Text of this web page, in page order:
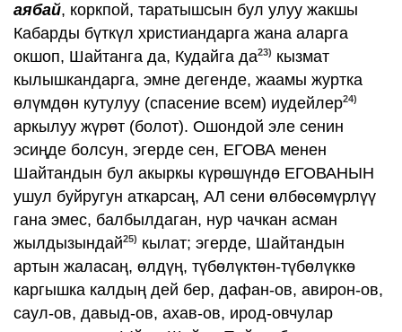
аябай, коркпой, таратышсын бул улуу жакшы
Кабарды бүткүл христиандарга жана аларга
окшоп, Шайтанга да, Кудайга да23) кызмат
кылышкандарга, эмне дегенде, жаамы журтка
өлүмдөн кутулуу (спасение всем) иудейлер24)
аркылуу жүрөт (болот). Ошондой эле сенин
эсиңде болсун, эгерде сен, ЕГОВА менен
Шайтандын бул акыркы күрөшүндө ЕГОВАНЫН
ушул буйругун аткарсаң, АЛ сени өлбөсөмүрлүү
гана эмес, балбылдаган, нур чачкан асман
жылдызындай25) кылат; эгерде, Шайтандын
артын жаласаң, өлдүң, түбөлүктөн-түбөлүккө
каргышка калдың дей бер, дафан-ов, авирон-ов,
саул-ов, давыд-ов, ахав-ов, ирод-овчулар